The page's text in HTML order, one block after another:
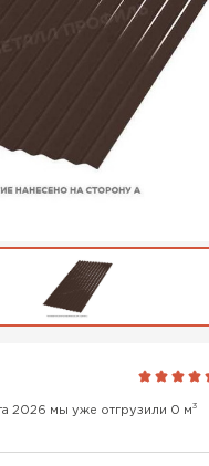
2026 мы уже отгрузили 0 м3